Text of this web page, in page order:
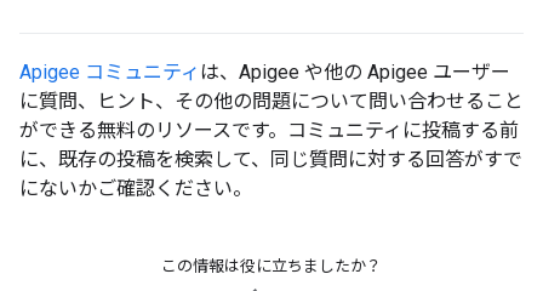
Apigee コミュニティ は、Apigee や他の Apigee ユーザー
に質問、ヒント、その他の問題について問い合わせること
ができる無料のリソースです。コミュニティに投稿する前
に、既存の投稿を検索して、同じ質問に対する回答がすで
にないかご確認ください。
この情報は役に立ちましたか？